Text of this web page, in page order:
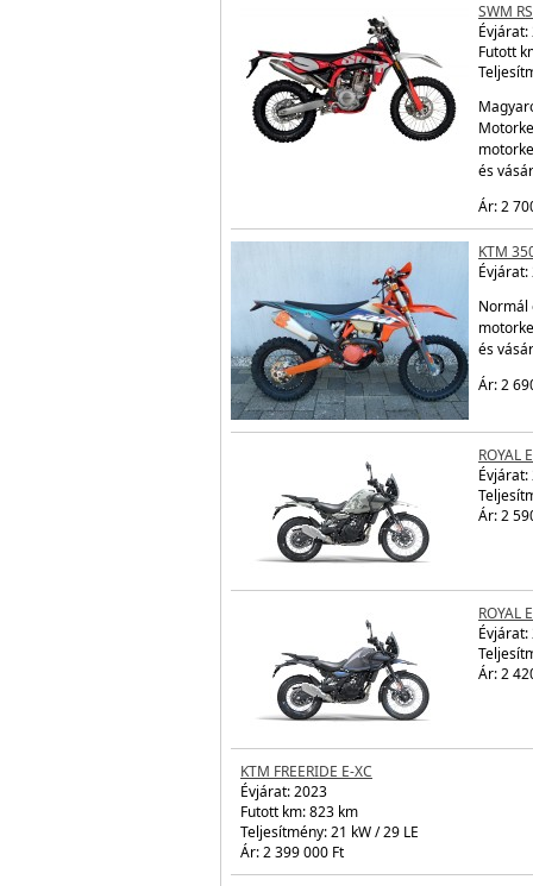
SWM
Évjárat:
Futott
és
Ár: 2
KTM
Évjárat:
Normál
és
Ár: 2
ROYAL
Évjárat:
Ár: 2
ROYAL
Évjárat:
Ár: 2
KTM FREERIDE E-XC
Évjárat:2023
Futott km: 823 km
Teljesítmény: 21 kW / 29 LE
Ár: 2 399 000 Ft